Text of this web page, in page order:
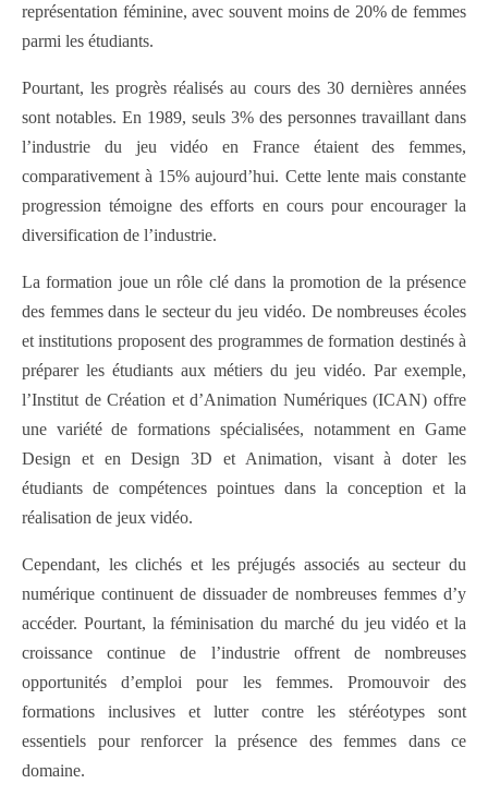
représentation féminine, avec souvent moins de 20% de femmes
parmi les étudiants.
Pourtant, les progrès réalisés au cours des 30 dernières années
sont notables. En 1989, seuls 3% des personnes travaillant dans
l’industrie du jeu vidéo en France étaient des femmes,
comparativement à 15% aujourd’hui. Cette lente mais constante
progression témoigne des efforts en cours pour encourager la
diversification de l’industrie.
La formation joue un rôle clé dans la promotion de la présence
des femmes dans le secteur du jeu vidéo. De nombreuses écoles
et institutions proposent des programmes de formation destinés à
préparer les étudiants aux métiers du jeu vidéo. Par exemple,
l’Institut de Création et d’Animation Numériques (ICAN) offre
une variété de formations spécialisées, notamment en Game
Design et en Design 3D et Animation, visant à doter les
étudiants de compétences pointues dans la conception et la
réalisation de jeux vidéo.
Cependant, les clichés et les préjugés associés au secteur du
numérique continuent de dissuader de nombreuses femmes d’y
accéder. Pourtant, la féminisation du marché du jeu vidéo et la
croissance continue de l’industrie offrent de nombreuses
opportunités d’emploi pour les femmes. Promouvoir des
formations inclusives et lutter contre les stéréotypes sont
essentiels pour renforcer la présence des femmes dans ce
domaine.